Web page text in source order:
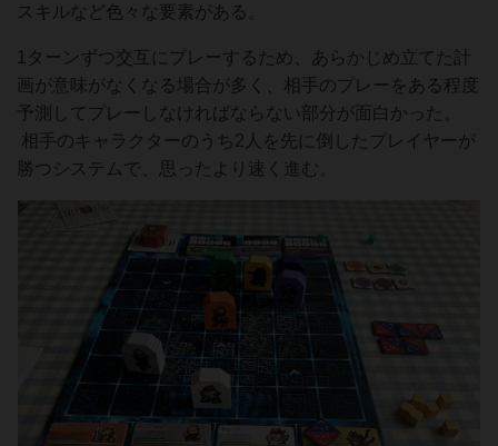
スキルなど色々な要素がある。
1ターンずつ交互にプレーするため、あらかじめ立てた計
画が意味がなくなる場合が多く、相手のプレーをある程度
予測してプレーしなければならない部分が面白かった。
相手のキャラクターのうち2人を先に倒したプレイヤーが
勝つシステムで、思ったより速く進む。